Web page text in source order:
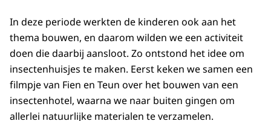
In deze periode werkten de kinderen ook aan het
thema bouwen, en daarom wilden we een activiteit
doen die daarbij aansloot. Zo ontstond het idee om
insectenhuisjes te maken. Eerst keken we samen een
filmpje van Fien en Teun over het bouwen van een
insectenhotel, waarna we naar buiten gingen om
allerlei natuurlijke materialen te verzamelen.